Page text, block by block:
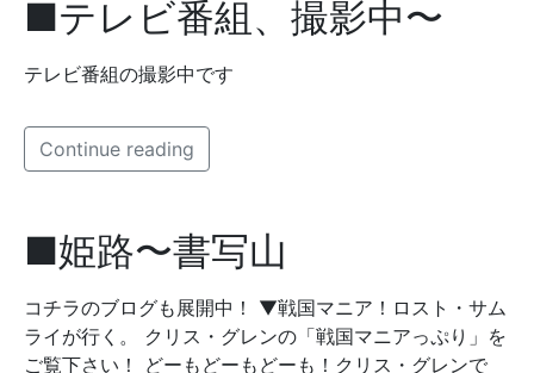
■テレビ番組、撮影中〜
テレビ番組の撮影中です
Continue reading
■姫路〜書写山
コチラのブログも展開中！ ▼戦国マニア！ロスト・サム
ライが行く。 クリス・グレンの「戦国マニアっぷり」を
ご覧下さい！ どーもどーもどーも！クリス・グレンで